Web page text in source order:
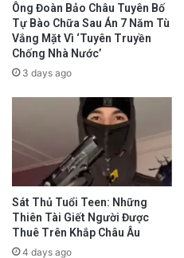
Ông Đoàn Bảo Châu Tuyên Bố
Tự Bào Chữa Sau Án 7 Năm Tù
Vắng Mặt Vì ‘Tuyên Truyền
Chống Nhà Nước’
3 days ago
Sát Thủ Tuổi Teen: Những
Thiên Tài Giết Người Được
Thuê Trên Khắp Châu Âu
4 days ago